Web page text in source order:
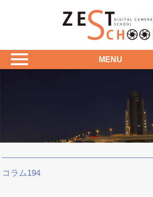
MENU
コラム194